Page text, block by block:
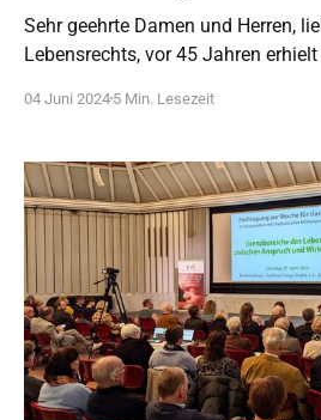
Sehr geehrte Damen und Herren,
Lebensrechts, vor 45 Jahren erhielt Mutter Teresa den
Darin sagte sie, dass Abtreibung
Mitschwestern für den Frieden
schaffen, alle Menschen
04 Juni 2024 5 Min. Lesezeit